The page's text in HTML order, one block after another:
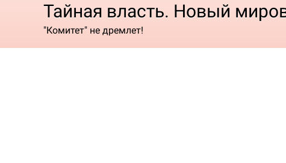
Тайная власть. Новый
"Комитет" не дремлет!